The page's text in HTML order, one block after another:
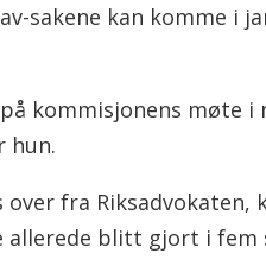
sakene kan komme i
kommisjonens møte
hun.
over fra
blitt gjort i fem